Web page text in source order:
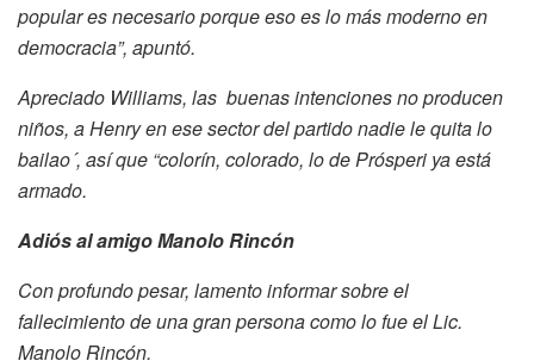
popular es necesario porque eso es lo más moderno en
democracia”, apuntó.
Apreciado Williams, las buenas intenciones no producen
niños, a Henry en ese sector del partido nadie le quita lo
bailao´, así que “colorín, colorado, lo de Prósperi ya está
armado.
Adiós al amigo Manolo Rincón
Con profundo pesar, lamento informar sobre el
fallecimiento de una gran persona como lo fue el Lic.
Manolo Rincón.